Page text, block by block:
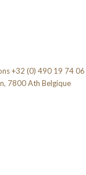
+32 (0) 490 19 74 06
7800 Ath Belgique